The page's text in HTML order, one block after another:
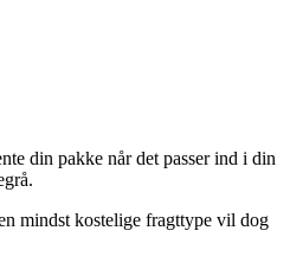
din pakke når det passer ind i din
mindst kostelige fragttype vil dog